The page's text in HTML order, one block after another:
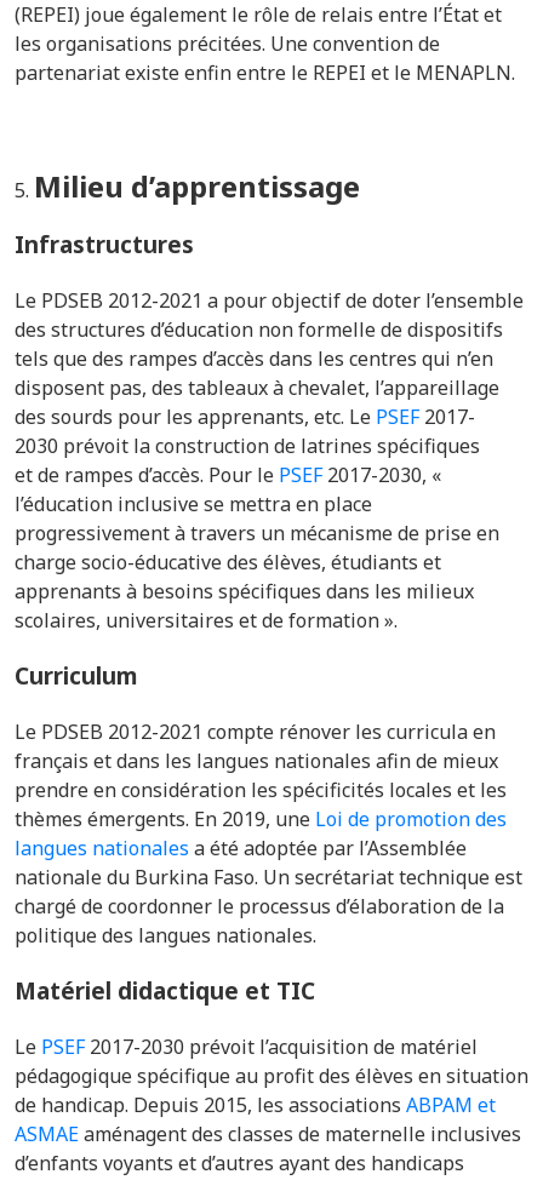
(REPEI) joue également le rôle de relais entre l’État et
les organisations précitées. Une convention de
partenariat existe enfin entre le REPEI et le MENAPLN.
Milieu d’apprentissage
Infrastructures
Le PDSEB 2012-2021 a pour objectif de doter l’ensemble
des structures d’éducation non formelle de dispositifs
tels que des rampes d’accès dans les centres qui n’en
disposent pas, des tableaux à chevalet, l’appareillage
des sourds pour les apprenants, etc. Le PSEF2017-
2030 prévoit la construction de latrines spécifiques
etde rampes d’accès. Pour le PSEF2017-2030, «
l’éducation inclusive se mettra en place
progressivement à travers un mécanisme de prise en
charge socio-éducative des élèves, étudiants et
apprenants à besoins spécifiques dans les milieux
scolaires, universitaires et de formation ».
Curriculum
Le PDSEB 2012-2021 compte rénover les curricula en
français et dans les langues nationales afin de mieux
prendre en considération les spécificités locales et les
thèmes émergents. En 2019, une Loi de promotion des
langues nationales a été adoptée par l’Assemblée
nationale du Burkina Faso. Un secrétariat technique est
chargé de coordonner le processus d’élaboration de la
politique des langues nationales.
Matériel didactique et TIC
Le PSEF2017-2030 prévoit l’acquisition de matériel
pédagogique spécifique au profit des élèves en situation
de handicap. Depuis 2015, les associations ABPAM et
ASMAEaménagent des classes de maternelle inclusives
d’enfants voyants et d’autres ayant des handicaps